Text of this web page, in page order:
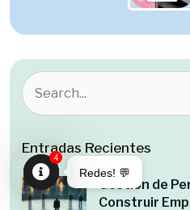
Entradas Recientes
Gestión de
Construir
Redes! 💬
Open
4